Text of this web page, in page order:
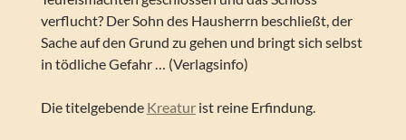
verflucht? Der Sohn des Hausherrn beschließt, der
Sache auf den Grund zu gehen und bringt sich selbst
in tödliche Gefahr … (Verlagsinfo)
Die titelgebende Kreaturist reine Erfindung.